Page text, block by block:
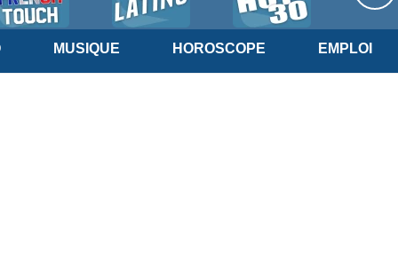
MUSIQUE HOROSCOPE EMPLOI